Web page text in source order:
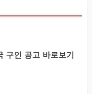
구인 공고 바로보기